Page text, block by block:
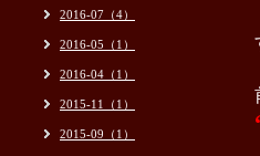
2016-07（4）
2016-05（1）
2016-04（1）
2015-11（1）
2015-09（1）